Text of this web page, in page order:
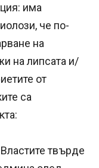
има
че по-
на
на липсата и/
от
са
твърде